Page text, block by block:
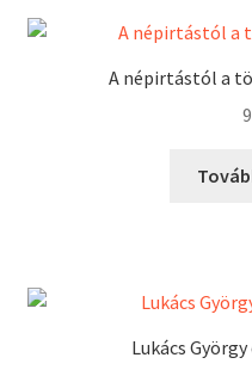
A népirtástól a
Lukács